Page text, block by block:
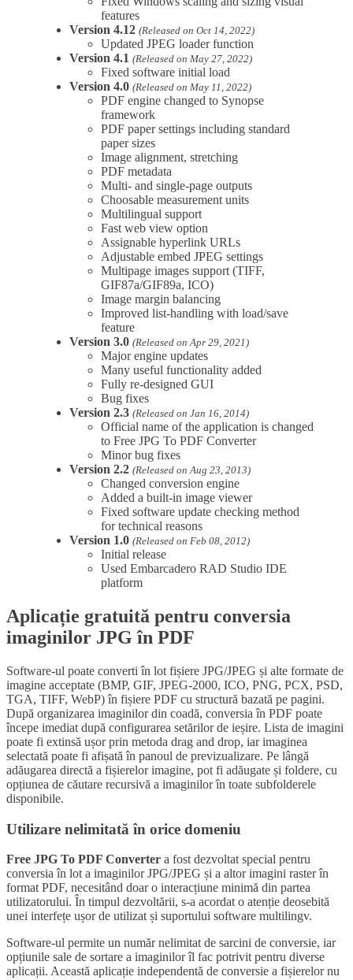
features
Version 4.12 (Released on Oct 14, 2022)
Updated JPEG loader function
Version 4.1 (Released on May 27, 2022)
Fixed software initial load
Version 4.0 (Released on May 11, 2022)
PDF engine changed to Synopse
framework
PDF paper settings including standard
paper sizes
Image alignment, stretching
PDF metadata
Multi- and single-page outputs
Choosable measurement units
Multilingual support
Fast web view option
Assignable hyperlink URLs
Adjustable embed JPEG settings
Multipage images support (TIFF,
GIF87a/GIF89a, ICO)
Image margin balancing
Improved list-handling with load/save
feature
Version 3.0 (Released on Apr 29, 2021)
Major engine updates
Many useful functionality added
Fully re-designed GUI
Bug fixes
Version 2.3 (Released on Jan 16, 2014)
Official name of the application is changed
to Free JPG To PDF Converter
Minor bug fixes
Version 2.2 (Released on Aug 23, 2013)
Changed conversion engine
Added a built-in image viewer
Fixed software update checking method
for technical reasons
Version 1.0 (Released on Feb 08, 2012)
Initial release
Used Embarcadero RAD Studio IDE
platform
Aplicație gratuită pentru conversia
imaginilor JPG în PDF
Software-ul poate converti în lot fișiere JPG/JPEG și alte formate de
imagine acceptate (BMP, GIF, JPEG-2000, ICO, PNG, PCX, PSD,
TGA, TIFF, WebP) în fișiere PDF cu structură bazată pe pagini.
După organizarea imaginilor din coadă, conversia în PDF poate
începe imediat după configurarea setărilor de ieșire. Lista de imagini
poate fi extinsă ușor prin metoda drag and drop, iar imaginea
selectată poate fi afișată în panoul de previzualizare. Pe lângă
adăugarea directă a fișierelor imagine, pot fi adăugate și foldere, cu
opțiunea de căutare recursivă a imaginilor în toate subfolderele
disponibile.
Utilizare nelimitată în orice domeniu
Free JPG To PDF Converter a fost dezvoltat special pentru
conversia în lot a imaginilor JPG/JPEG și a altor imagini raster în
format PDF, necesitând doar o interacțiune minimă din partea
utilizatorului. În timpul dezvoltării, s-a acordat o atenție deosebită
unei interfețe ușor de utilizat și suportului software multilingv.
Software-ul permite un număr nelimitat de sarcini de conversie, iar
opțiunile sale de sortare a imaginilor îl fac potrivit pentru diverse
aplicații. Această aplicație independentă de conversie a fișierelor nu